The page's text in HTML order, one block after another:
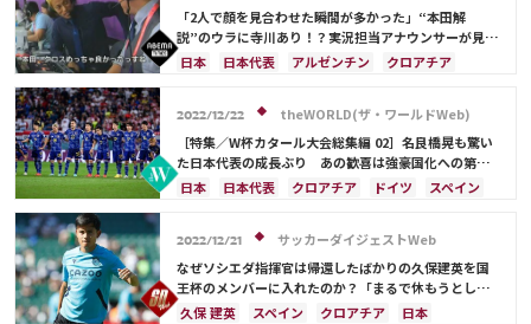
「2人で顔を見合わせた瞬間が多かった」“本田解
説”のウラに寺川あり！？実況担当アナウンサーが見た
本田圭佑GM、ワールドカップ
日本 日本代表 アルゼンチン
クロアチア
スペイン
リオネル・メッシ
ラファエル・バラン
堂安 律
2022/12/22
theWORLD(ザ・ワールドWeb)
［特集／W杯カタール大会総集編 02］名良橋晃も驚い
た日本代表の成長ぶり あの歓喜は強豪国化への第一
歩だ
日本 日本代表 クロアチア ドイツ
スペイン
ベルギー
アルゼンチン
リオネル・メッシ
ネイマール
鎌田 大地 板倉 滉
2022/12/21
サッカーダイジェストWeb
なぜソシエダ指揮官は帰還したばかりの久保建英を国
王杯のメンバーに入れたのか？「まるで休もうとしな
い」
久保 建英 スペイン クロアチア
日本